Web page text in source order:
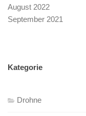
August 2022
September 2021
Kategorie
Drohne